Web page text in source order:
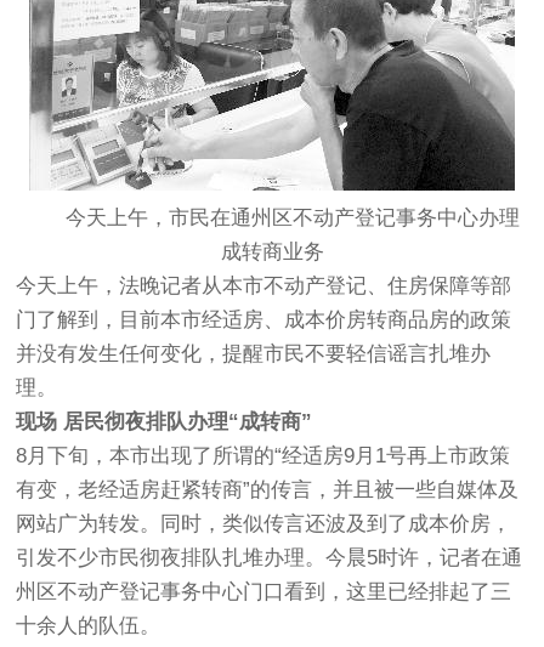
今天上午，市民在通州区不动产登记事务中心办理
成转商业务
今天上午，法晚记者从本市不动产登记、住房保障等部
门了解到，目前本市经适房、成本价房转商品房的政策
并没有发生任何变化，提醒市民不要轻信谣言扎堆办
理。
现场 居民彻夜排队办理“成转商”
8月下旬，本市出现了所谓的“经适房9月1号再上市政策
有变，老经适房赶紧转商”的传言，并且被一些自媒体及
网站广为转发。同时，类似传言还波及到了成本价房，
引发不少市民彻夜排队扎堆办理。今晨5时许，记者在通
州区不动产登记事务中心门口看到，这里已经排起了三
十余人的队伍。